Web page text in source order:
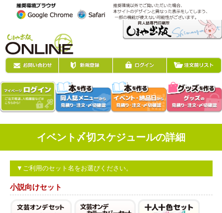
イベント〆切スケジュールの詳細
▼ご利用のセット名をお選びください。
小説向けセット